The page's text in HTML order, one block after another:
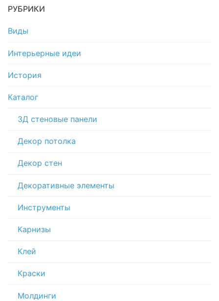
РУБРИКИ
Виды
Интерьерные идеи
История
Каталог
3Д стеновые панели
Декор потолка
Декор стен
Декоративные элементы
Инструменты
Карнизы
Клей
Краски
Молдинги